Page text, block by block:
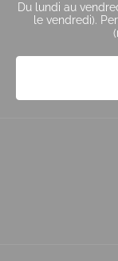
Du lundi au
le vendredi).